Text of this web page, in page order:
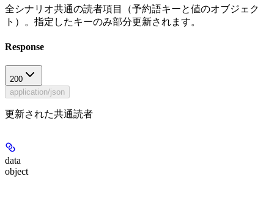
全シナリオ共通の読者項目（予約語キーと値のオブジェク
ト）。指定したキーのみ部分更新されます。
Response
200
application/json
更新された共通読者
data
object